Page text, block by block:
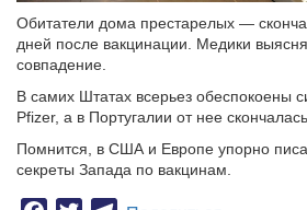
Обитатели дома престарелых —
дней после вакцинации. Медики
совпадение.
В самих Штатах всерьез обеспокоены
Pfizer, а в Португалии от нее
Помнится, в США и Европе упорно
секреты Запада по вакцинам.